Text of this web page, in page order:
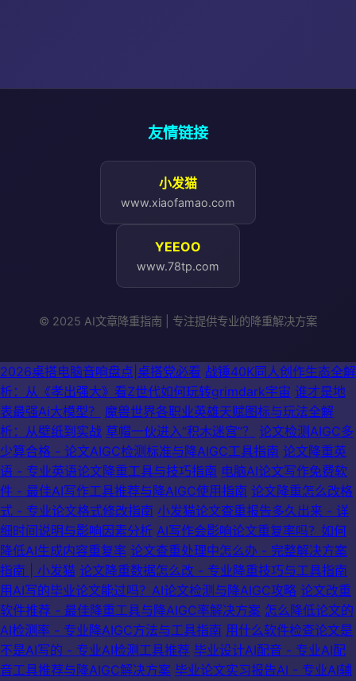
友情链接
小发猫
www.xiaofamao.com
YEEOO
www.78tp.com
© 2025 AI文章降重指南 | 专注提供专业的降重解决方案
2026桌搭电脑音响盘点|桌搭党必看 战锤40K同人创作生态全解
析：从《孝出强大》看Z世代如何玩转grimdark宇宙 谁才是地
表最强Ai大模型？
魔兽世界各职业英雄天赋图标与玩法全解
析：从壁纸到实战 草帽一伙进入“积木迷宫”？
论文检测AIGC多
少算合格 - 论文AIGC检测标准与降AIGC工具指南 论文降重英
语 - 专业英语论文降重工具与技巧指南 电脑AI论文写作免费软
件 - 最佳AI写作工具推荐与降AIGC使用指南 论文降重怎么改格
式 - 专业论文格式修改指南 小发猫论文查重报告多久出来 - 详
细时间说明与影响因素分析 AI写作会影响论文重复率吗？如何
降低AI生成内容重复率 论文查重处理中怎么办 - 完整解决方案
指南 | 小发猫 论文降重数据怎么改 - 专业降重技巧与工具指南
用AI写的毕业论文能过吗？AI论文检测与降AIGC攻略 论文改重
软件推荐 - 最佳降重工具与降AIGC率解决方案 怎么降低论文的
AI检测率 - 专业降AIGC方法与工具指南 用什么软件检查论文是
不是AI写的 - 专业AI检测工具推荐 毕业设计AI配音 - 专业AI配
音工具推荐与降AIGC解决方案 毕业论文实习报告AI - 专业AI辅